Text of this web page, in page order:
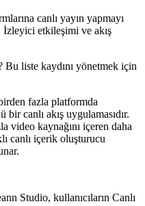
canlı yayın yapmayı
etkileşimi ve akış
liste kaydını yönetmek için
fazla platformda
canlı akış uygulamasıdır.
video kaynağını içeren daha
canlı içerik oluşturucu
Studio, kullanıcıların Canlı